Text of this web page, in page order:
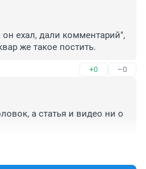
он ехал, дали комментарий",
же такое постить.
+0 –0
а статья и видео ни о